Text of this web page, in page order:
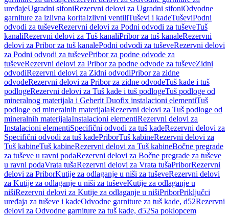
uređajeUgradni sifoniRezervni delovi za Ugradni sifoniOdvodne
garniture za izlivna koritaIzlivni ventiliTuševi i kadeTuševiPodni
odvodi za tuševeRezervni delovi za Podni odvodi za tuševeTuš
kanaliRezervni delovi za Tuš kanaliPribor za tuš kanaleRezervni
delovi za Pribor za tuš kanalePodni odvodi za tuševeRezervni delovi
za Podni odvodi za tuševePribor za podne odvode za
tuševeRezervni delovi za Pribor za podne odvode za tuševeZidni
odvodiRezervni delovi za Zidni odvodiPribor za zidne
odvodeRezervni delovi za Pribor za zidne odvodeTuš kade i tuš
podlogeRezervni delovi za Tuš kade i tuš podlogeTuš podloge od
mineralnog materijala i Geberit Duofix instalacioni elementiTuš
podloge od mineralnih materijalaRezervni delovi za Tuš podloge od
mineralnih materijalaInstalacioni elementiRezervni delovi za
Instalacioni elementiSpecifični odvodi za tuš kadeRezervni delovi za
Specifični odvodi za tuš kadePriborTuš kabineRezervni delovi za
Tuš kabineTuš kabineRezervni delovi za Tuš kabineBočne pregrade
za tuševe u ravni podaRezervni delovi za Bočne pregrade za tuševe
u ravni podaVrata tušaRezervni delovi za Vrata tušaPriborRezervni
delovi za PriborKutije za odlaganje u niši za tuševeRezervni delovi
za Kutije za odlaganje u niši za tuševeKutije za odlaganje u
nišiRezervni delovi za Kutije za odlaganje u nišiPriborPriključci
uređaja za tuševe i kadeOdvodne garniture za tuš kade, d52Rezervni
delovi za Odvodne garniture za tuš kade, d52Sa poklopcem